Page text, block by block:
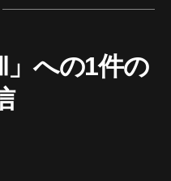
」への1件の